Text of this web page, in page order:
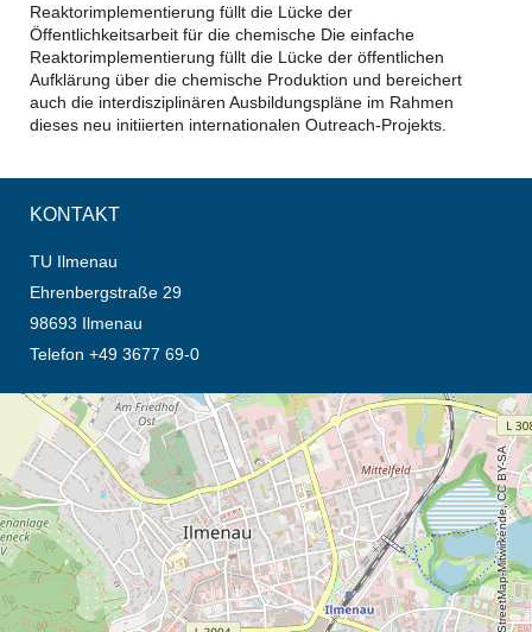
Reaktorimplementierung füllt die Lücke der
Öffentlichkeitsarbeit für die chemische Die einfache
Reaktorimplementierung füllt die Lücke der öffentlichen
Aufklärung über die chemische Produktion und bereichert
auch die interdisziplinären Ausbildungspläne im Rahmen
dieses neu initiierten internationalen Outreach-Projekts.
KONTAKT
TU Ilmenau
Ehrenbergstraße 29
98693 Ilmenau
Telefon +49 3677 69-0
Öffnet die Anfahrtsbeschreibung in neuem Tab (Karte)
© OpenStreetMap-Mitwirkende, CC BY-SA